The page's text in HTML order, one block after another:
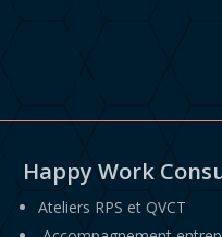
Happy Work
Ateliers RPS et QVCT